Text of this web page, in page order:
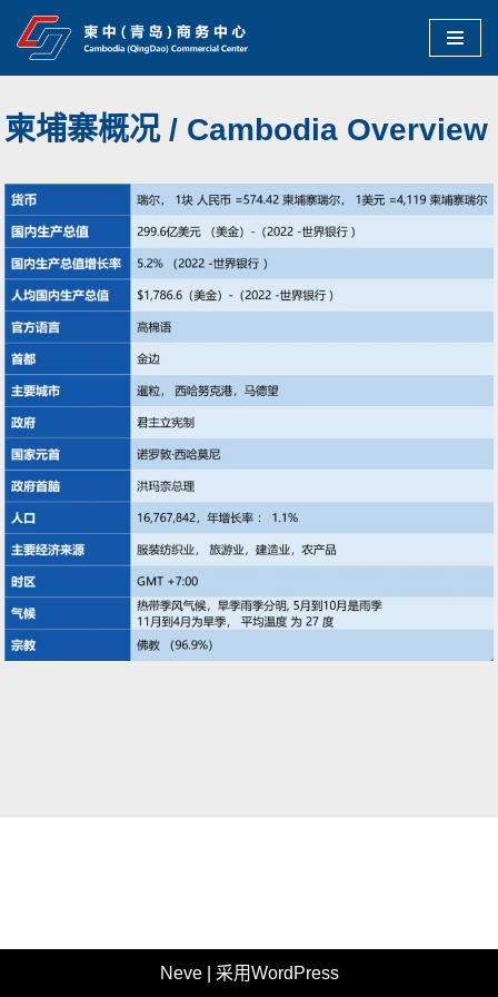
跳
正
柬埔寨概况 / Cambodia Overview
Neve| 采用WordPress